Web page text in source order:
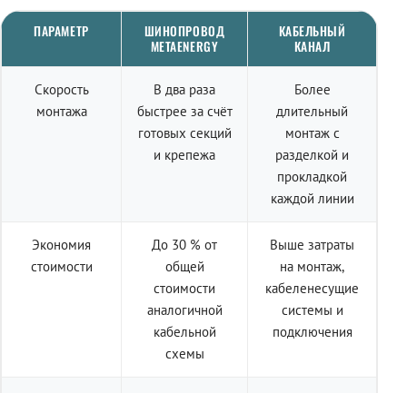
ПАРАМЕТР
ШИНОПРОВОД
METAENERGY
КАБЕЛЬНЫЙ
КАНАЛ
Скорость
монтажа
В два раза
быстрее за счёт
готовых секций
и крепежа
Более
длительный
монтаж с
разделкой и
прокладкой
каждой линии
Экономия
стоимости
До 30 % от
общей
стоимости
аналогичной
кабельной
схемы
Выше затраты
на монтаж,
кабеленесущие
системы и
подключения